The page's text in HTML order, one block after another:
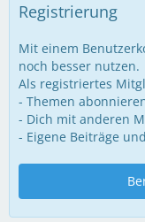
Registrierung
Mit einem
noch besser nutzen.
Als registriertes
- Themen
- Dich mit anderen
- Eigene Beiträge